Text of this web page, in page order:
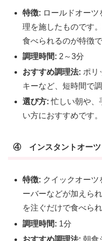
特徴: ロールドオー
理を施したものです
食べられるのが特徴で
調理時間: 2～3分
おすすめ調理法: ポリ
キーなど、短時間で
選び方: 忙しい朝や、
い方におすすめです。
④ インスタントオーツ
特徴: クイックオーツ
ーバーなどが加えら
を注ぐだけで食べら
調理時間: 1分
おすすめ調理法: 朝食